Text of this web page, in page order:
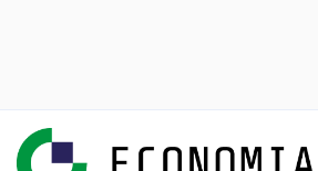
content